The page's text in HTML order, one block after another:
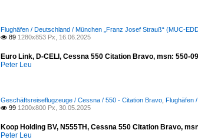
Flughäfen / Deutschland / München „Franz Josef Strauß“ (MUC-
 89 1280x853 Px, 16.06.2025
Euro Link, D-CELI, Cessna 550 Citation Bravo, msn: 550-
Peter Leu
Geschäftsreiseflugzeuge / Cessna / 550 - Citation Bravo Flughäfen
 99 1200x800 Px, 30.05.2025
Koop Holding BV, N555TH, Cessna 550 Citation Bravo,
Peter Leu